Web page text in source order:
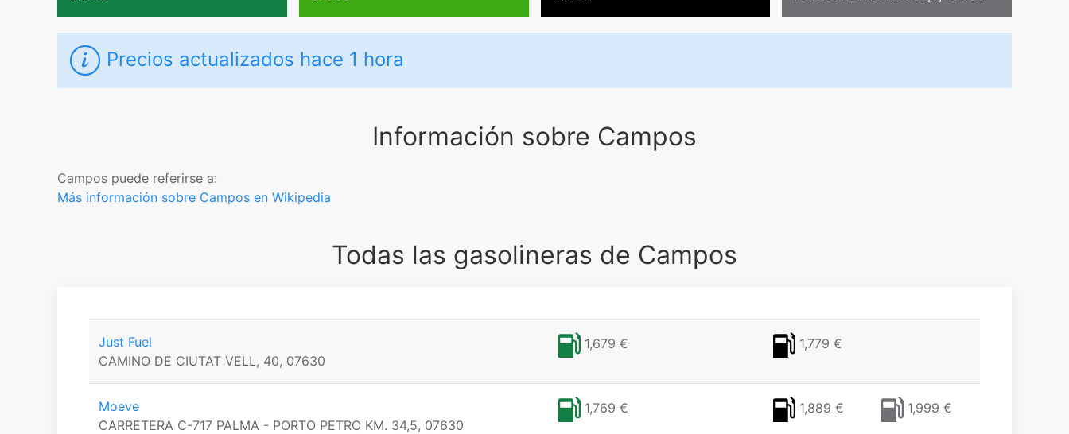
Precios actualizados hace 1 hora
Información sobre Campos
Campos puede referirse a:
Más información sobre Campos en Wikipedia
Todas las gasolineras de Campos
Just Fuel
CAMINO DE CIUTAT VELL, 40, 07630
1,679 € 1,779 €
Moeve
CARRETERA C-717 PALMA - PORTO PETRO KM. 34,5, 07630
1,769 € 1,889 € 1,999 €